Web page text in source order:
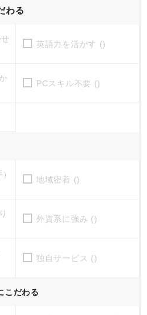
わる
英語力を活かす ()
PCスキル不要 ()
地域密着 ()
外資系に強み ()
独自サービス ()
こだわる